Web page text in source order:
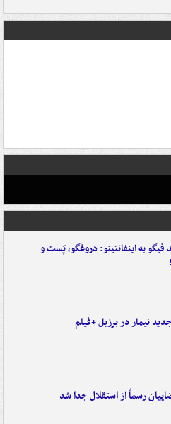
فیگو به اینفانتینو: دروغگو، پَست‌ و
نیمار در برزیل +فیلم
رسماً از استقلال جدا شد